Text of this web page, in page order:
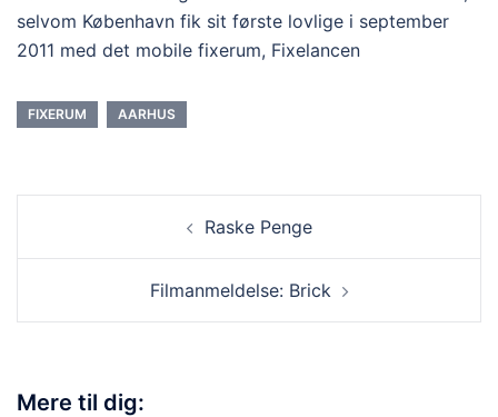
selvom København fik sit første lovlige i september
2011 med det mobile fixerum, Fixelancen
FIXERUM AARHUS
Raske Penge
Filmanmeldelse: Brick
Mere til dig: